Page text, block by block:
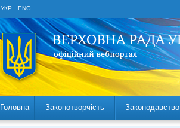
УКР ENG
Головна Законотворчість Законодавство